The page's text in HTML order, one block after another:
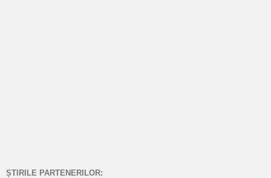
ȘTIRILE PARTENERILOR: